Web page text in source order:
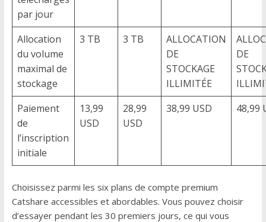
par jour
Allocation
du volume
maximal de
stockage
3 TB 3 TB
ALLOCATION
DE
STOCKAGE
ILLIMITÉE
DE
Paiement
de
l’inscription
initiale
13,99
USD
28,99
USD
38,99 USD 48,99
Choisissez parmi les six plans de compte premium
Catshare accessibles et abordables. Vous pouvez choisir
d’essayer pendant les 30 premiers jours, ce qui vous